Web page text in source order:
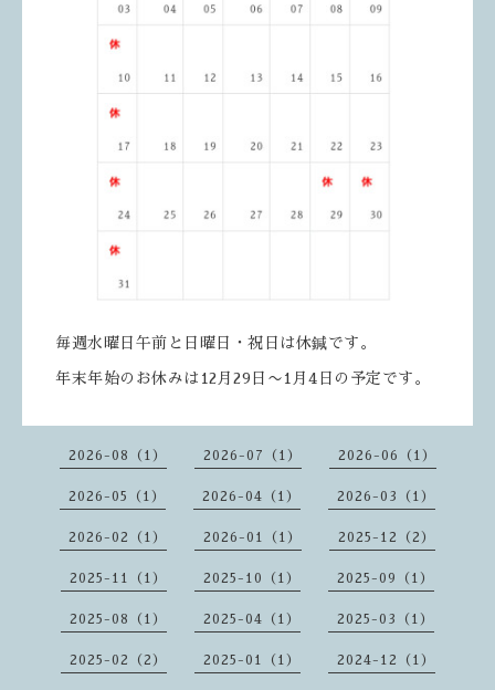
毎週水曜日午前と日曜日・祝日は休鍼です。
年末年始のお休みは12月29日〜1月4日の予定です。
2026-08（1） 2026-07（1） 2026-06（1）
2026-05（1） 2026-04（1） 2026-03（1）
2026-02（1） 2026-01（1） 2025-12（2）
2025-11（1） 2025-10（1） 2025-09（1）
2025-08（1） 2025-04（1） 2025-03（1）
2025-02（2） 2025-01（1） 2024-12（1）